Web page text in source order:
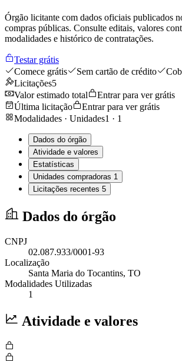
Órgão licitante com dados oficiais publicados
compras públicas. Consulte editais, valores
modalidades e histórico de contratações.
Testar grátis
Comece grátis
Sem cartão de crédito
Licitações5
Valor estimado total
Entrar para ver grátis
Última licitação
Entrar para ver grátis
Modalidades · Unidades1 · 1
Dados do órgão
Atividade e valores
Estatísticas
Unidades compradoras 1
Licitações recentes 5
Dados do órgão
CNPJ
02.087.933/0001-93
Localização
Santa Maria do Tocantins, TO
Modalidades Utilizadas
1
Atividade e valores